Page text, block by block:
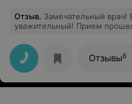
Отзыв. Замечательный врач!
уважительный! Прием
Отзывы6